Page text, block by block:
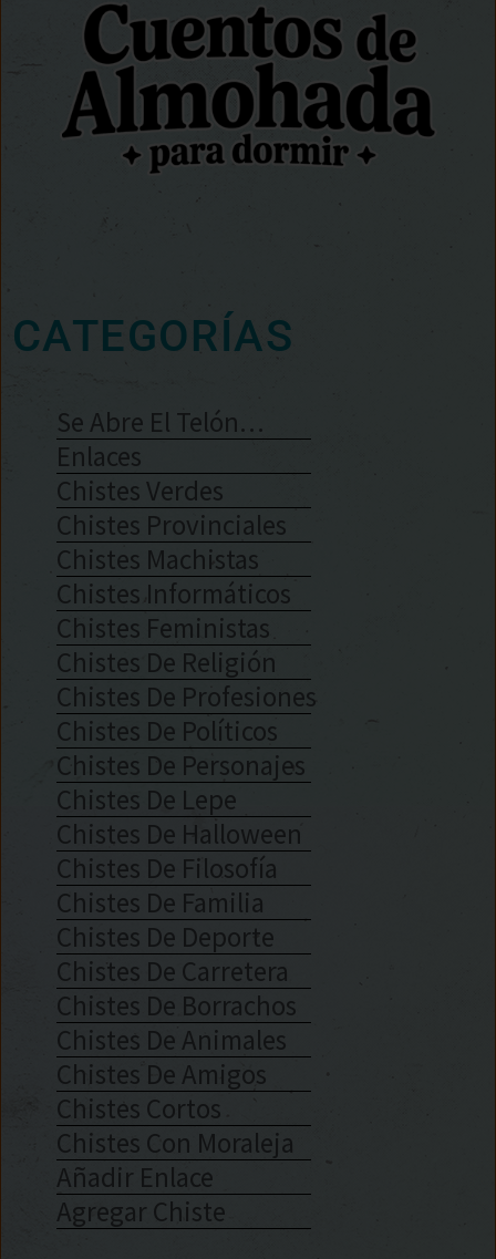
CATEGORÍAS
Se Abre El Telón…
Enlaces
Chistes Verdes
Chistes Provinciales
Chistes Machistas
Chistes Informáticos
Chistes Feministas
Chistes De Religión
Chistes De Profesiones
Chistes De Políticos
Chistes De Personajes
Chistes De Lepe
Chistes De Halloween
Chistes De Filosofía
Chistes De Familia
Chistes De Deporte
Chistes De Carretera
Chistes De Borrachos
Chistes De Animales
Chistes De Amigos
Chistes Cortos
Chistes Con Moraleja
Añadir Enlace
Agregar Chiste